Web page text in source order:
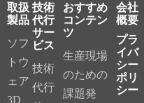
取扱
製品
ソフ
トウ
ェア
3D
技術
代行
サー
ビス
技術
代行
おすすめ
コンテン
ツ
生産現場
のための
課題発
会社
概要
プラ
イバ
シー
ポリ
シー